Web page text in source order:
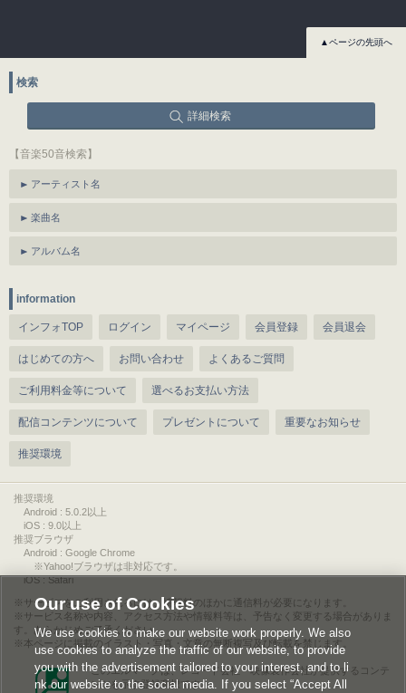
▲ページの先頭へ
検索
詳細検索
【音楽50音検索】
アーティスト名
楽曲名
アルバム名
information
インフォTOP ログイン マイページ 会員登録 会員退会
はじめての方へ お問い合わせ よくあるご質問
ご利用料金等について 選べるお支払い方法
配信コンテンツについて プレゼントについて 重要なお知らせ
推奨環境
推奨環境
Android : 5.0.2以上
iOS : 9.0以上
推奨ブラウザ
Android : Google Chrome
※Yahoo!ブラウザは非対応です。
iOS : Safari
サービスをご利用されるには、情報料のほかに通信料が必要になります。
サービス名称や内容、アクセス方法や情報料等は、予告なく変更する場合がありま
す。あらかじめご了承ください。
本ページに掲載のイラスト・写真・文章の無断複写及び転載を禁じます。
このエルマークは、レコード会社・映像製作会社が提供するコンテ
ンツを示す登録商標です。
Our use of Cookies
We use cookies to make our website work properly. We also
use cookies to analyze the traffic of our website, to provide
you with the advertisement tailored to your interest, and to li
nk our website to the social media. If you select “Accept All